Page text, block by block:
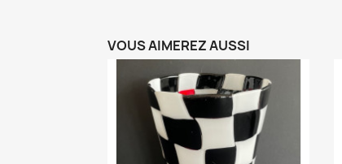
VOUS AIMEREZ AUSSI